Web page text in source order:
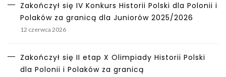
Zakończył się IV Konkurs Historii Polski dla Polonii i
Polaków za granicą dla Juniorów 2025/2026
12 czerwca 2026
Zakończył się II etap X Olimpiady Historii Polski
dla Polonii i Polaków za granicą